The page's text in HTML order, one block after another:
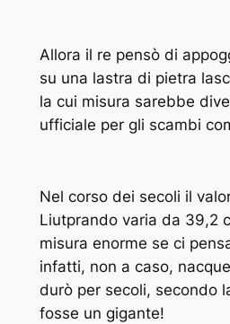
Allora il re pensò di
su una lastra di pietra
la cui misura sarebbe
ufficiale per gli scambi
Nel corso dei secoli il
Liutprando varia da 39,2
misura enorme se ci
infatti, non a caso,
durò per secoli, secondo
fosse un gigante!